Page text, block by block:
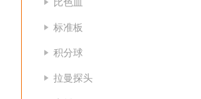
标准板
积分球
拉曼探头